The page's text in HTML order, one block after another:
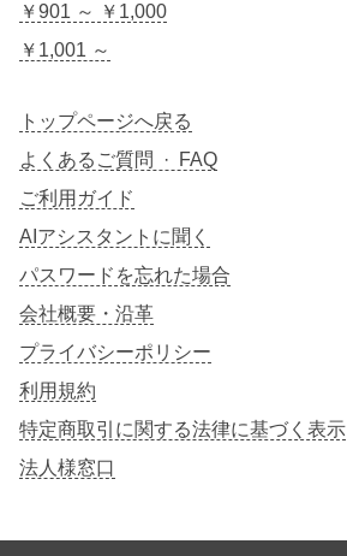
￥901 ～ ￥1,000
￥1,001 ～
トップページへ戻る
よくあるご質問 · FAQ
ご利用ガイド
AIアシスタントに聞く
パスワードを忘れた場合
会社概要・沿革
プライバシーポリシー
利用規約
特定商取引に関する法律に基づく表示
法人様窓口